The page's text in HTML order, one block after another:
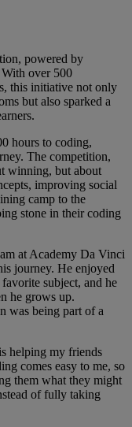
powered by
over 500
this initiative not only
but also sparked a
hours to coding,
The competition,
winning, but about
improving social
camp to the
stone in their coding
at Academy Da Vinci
journey. He enjoyed
subject, and he
he grows up.
was being part of a
helping my friends
comes easy to me, so
them what they might
of fully taking